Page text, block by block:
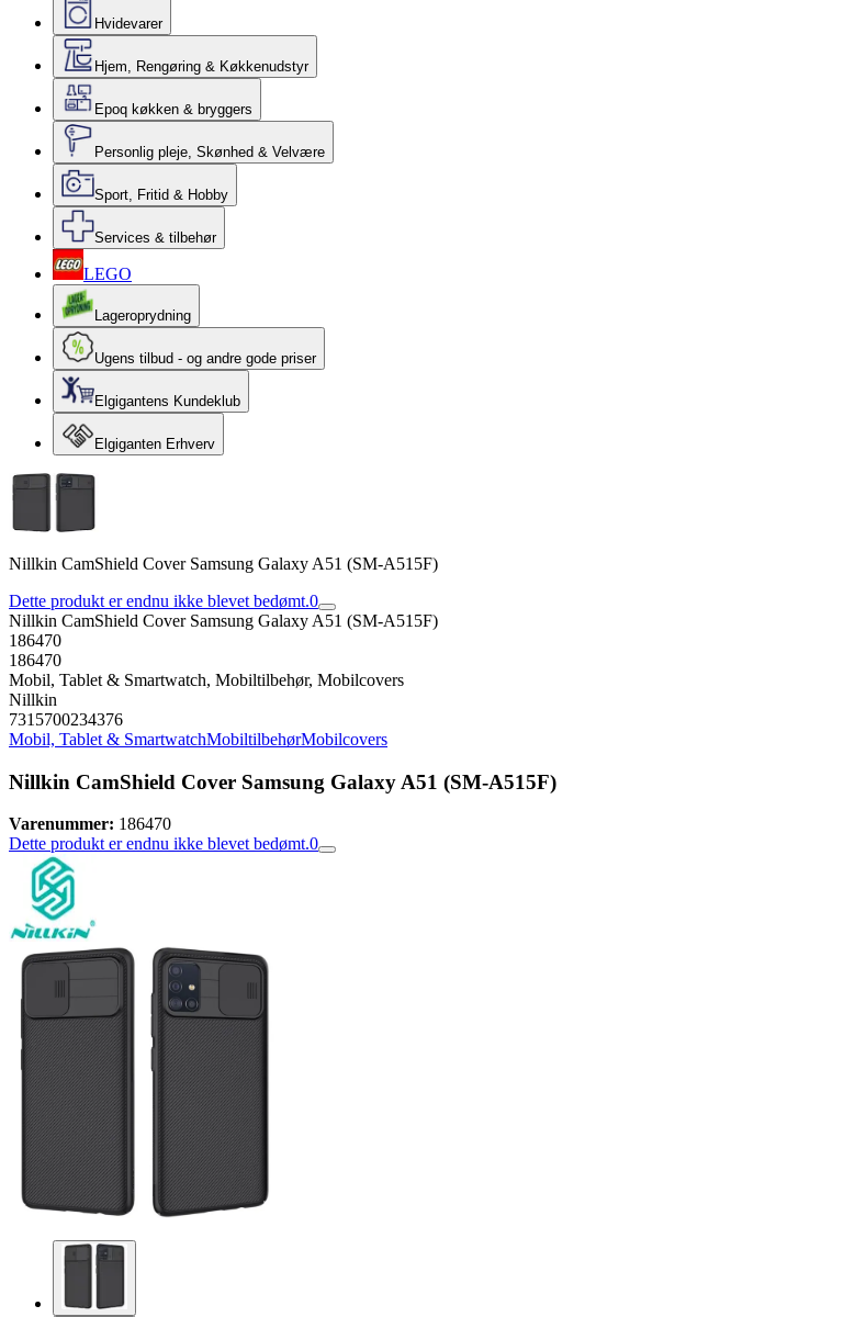
Hvidevarer
Hjem, Rengøring & Køkkenudstyr
Epoq køkken & bryggers
Personlig pleje, Skønhed & Velvære
Sport, Fritid & Hobby
Services & tilbehør
LEGO
Lageroprydning
Ugens tilbud - og andre gode priser
Elgigantens Kundeklub
Elgiganten Erhverv
Nillkin CamShield Cover Samsung Galaxy A51 (SM-A515F)
Dette produkt er endnu ikke blevet bedømt.0
Nillkin CamShield Cover Samsung Galaxy A51 (SM-A515F)
186470
186470
Mobil, Tablet & Smartwatch, Mobiltilbehør, Mobilcovers
Nillkin
7315700234376
Mobil, Tablet & SmartwatchMobiltilbehørMobilcovers
Nillkin CamShield Cover Samsung Galaxy A51 (SM-A515F)
Varenummer: 186470
Dette produkt er endnu ikke blevet bedømt.0